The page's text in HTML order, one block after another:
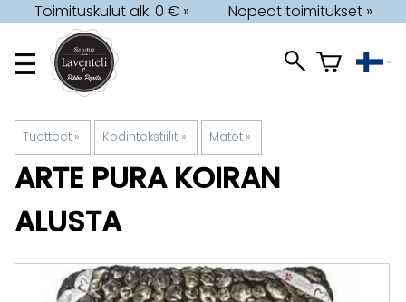
Toimituskulut alk. 0 € » Nopeat toimitukset »
Tuotteet ‪» Kodintekstiilit ‪» Matot ‪»
ARTE PURA KOIRAN
ALUSTA